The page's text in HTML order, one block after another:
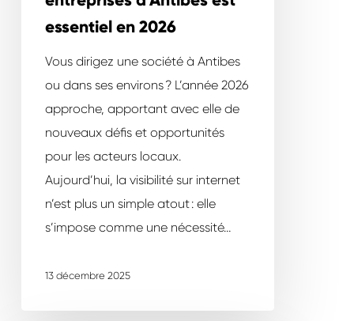
entreprises
d’Antibes
essentiel
2026
essentiel en 2026
Vous dirigez une société à Antibes
ou dans ses environs ? L’année 2026
approche, apportant avec elle de
nouveaux défis et opportunités
pour les acteurs locaux.
Aujourd’hui, la visibilité sur internet
n’est plus un simple atout : elle
s’impose comme une nécessité…
13 décembre 2025